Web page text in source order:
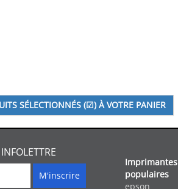
Imprimantes
populaires
epson